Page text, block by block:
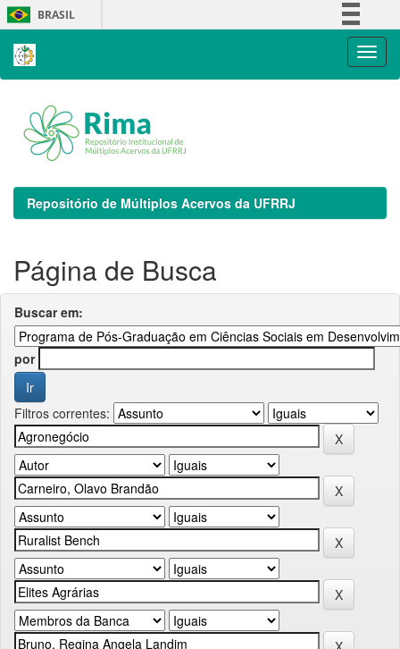
Skip
navigation
BRASIL
Repositório de Múltiplos Acervos da UFRRJ
Página de Busca
Buscar em:
por
Filtros correntes: